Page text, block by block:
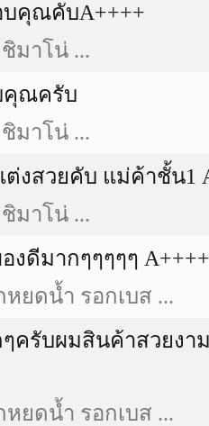
บคุณคับA++++
มาโน่ ...
คุณครับ
มาโน่ ...
ต่งสวยคับ แม่ค้าชั้น1
มาโน่ ...
ดีมากๆๆๆๆๆ
ยดน้ำ รอกเบส ...
ๆครับผมสินค้าสวยงา
ยดน้ำ รอกเบส ...